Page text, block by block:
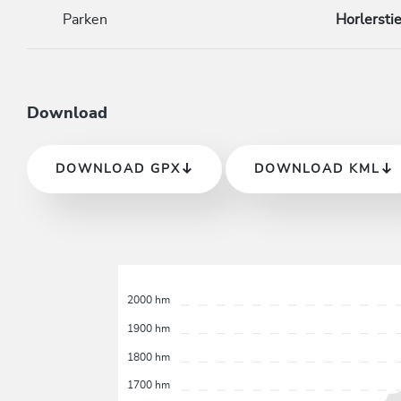
Parken
Download
DOWNLOAD GPX DOWNLOAD KML
1700 hm
1800 hm
1900 hm
2000 hm